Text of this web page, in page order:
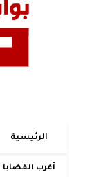
الرئيسية
أغرب القضايا